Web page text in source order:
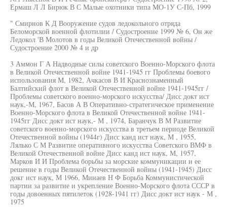
Ермаш Л Л Бирюк В С Малые охотники типа МО-1У С-Пб, 1999
" Смирнов К Д Вооружение судов ледокольного отряда
Беломорской военной флотилии / Судостроение 1999 № 6, Он же
Ледокол 'В Молотов в годы Великой Отечественной войны /
Судостроение 2000 № 4 и др
3 Аммон Г А Надводные силы советского Военно-Морского флота
в Великой Отечественной войне 1941-1945 гг Проблемы боевого
использования М, 1982, Ачкасов В И Краснознаменный
Балтийский флот в Великой Отечественной войне 1941-1945гг /
Проблемы советского военно-морского искусства/ Дисс докт ист
наук,-М, 1967, Басов А В Оперативно-стратегическое применение
Военно-Морского флота в Великой Отечественной войне 1941-
1945гг Дисс докт ист наук,- М , 1974, Баранчук В М Развитие
советского военно-морского искусства в третьем периоде Великой
Отечественной войны (1944г) Дисс канд ист наук, М , 1955,
Лялько С М Развитие оперативного искусства Советского ВМФ в
Великой Отечественной войне Дисс канд ист наук, М, 1957,
Марков И И Проблема борьбы за морские коммуникации и ее
решение в годы Великой Отечественной войны (1941-1945) Дисс
докг ист наук, М 1966, Минаев Н Ф Борьба Коммунистической
партии за развитие и укрепление Военно-Морского флота СССР в
годы довоенных пятилеток (1928-1941 гг) Дисс докт ист наук - М ,
1975